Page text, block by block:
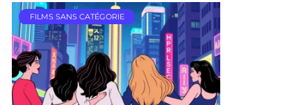
FILMS SANS CATÉGORIE